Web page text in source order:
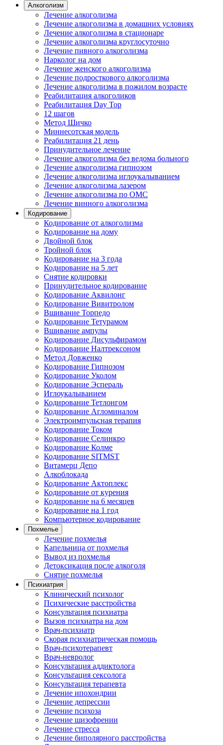
Алкоголизм
Лечение алкоголизма
Лечение алкоголизма в домашних условиях
Лечение алкоголизма в стационаре
Лечение алкоголизма круглосуточно
Лечение пивного алкоголизма
Нарколог на дом
Лечение женского алкоголизма
Лечение подросткового алкоголизма
Лечение алкоголизма в пожилом возрасте
Реабилитация алкоголиков
Реабилитация Day Top
12 шагов
Метод Шичко
Миннесотская модель
Реабилитация 21 день
Принудительное лечение
Лечение алкоголизма без ведома больного
Лечение алкоголизма гипнозом
Лечение алкоголизма иглоукалыванием
Лечение алкоголизма лазером
Лечение алкоголизма по ОМС
Лечение винного алкоголизма
Кодирование
Кодирование от алкоголизма
Кодирование на дому
Двойной блок
Тройной блок
Кодирование на 3 года
Кодирование на 5 лет
Снятие кодировки
Принудительное кодирование
Кодирование Аквилонг
Кодирование Вивитролом
Вшивание Торпедо
Кодирование Тетурамом
Вшивание ампулы
Кодирование Дисульфирамом
Кодирование Налтрексоном
Метод Довженко
Кодирование Гипнозом
Кодирование Уколом
Кодирование Эспераль
Иглоукалыванием
Кодирование Тетлонгом
Кодирование Агломиналом
Электроимпульсная терапия
Кодирование Током
Кодирование Селинкро
Кодирование Колме
Кодирование SITMST
Витамерц Депо
Алкоблокада
Кодирование Актоплекс
Кодирование от курения
Кодирование на 6 месяцев
Кодирование на 1 год
Компьютерное кодирование
Похмелье
Лечение похмелья
Капельница от похмелья
Вывод из похмелья
Детоксикация после алкоголя
Снятие похмелья
Психиатрия
Клинический психолог
Психические расстройства
Консультация психиатра
Вызов психиатра на дом
Врач-психиатр
Скорая психиатрическая помощь
Врач-психотерапевт
Врач-невролог
Консультация аддиктолога
Консультация сексолога
Консультация терапевта
Лечение ипохондрии
Лечение депрессии
Лечение психоза
Лечение шизофрении
Лечение стресса
Лечение биполярного расстройства